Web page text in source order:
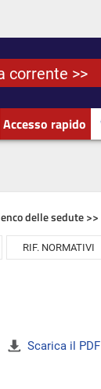
corrente >>
Accesso rapido
delle sedute >>
RIF. NORMATIVI
Scarica il PDF